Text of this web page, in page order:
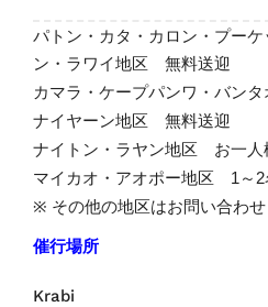
パトン・カタ・カロン・プー
ン・ラワイ地区 無料送迎
カマラ・ケープパンワ・バンタ
ナイヤーン地区 無料送迎
ナイトン・ラヤン地区 お一人
マイカオ・アオポー地区 1～2
※ その他の地区はお問い合わ
催行場所
Krabi